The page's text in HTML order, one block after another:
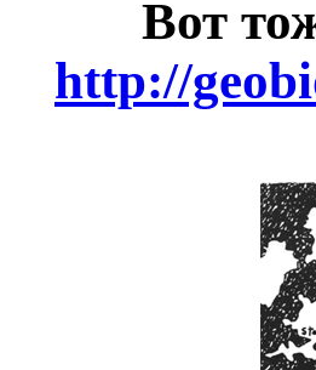
Вот
http://